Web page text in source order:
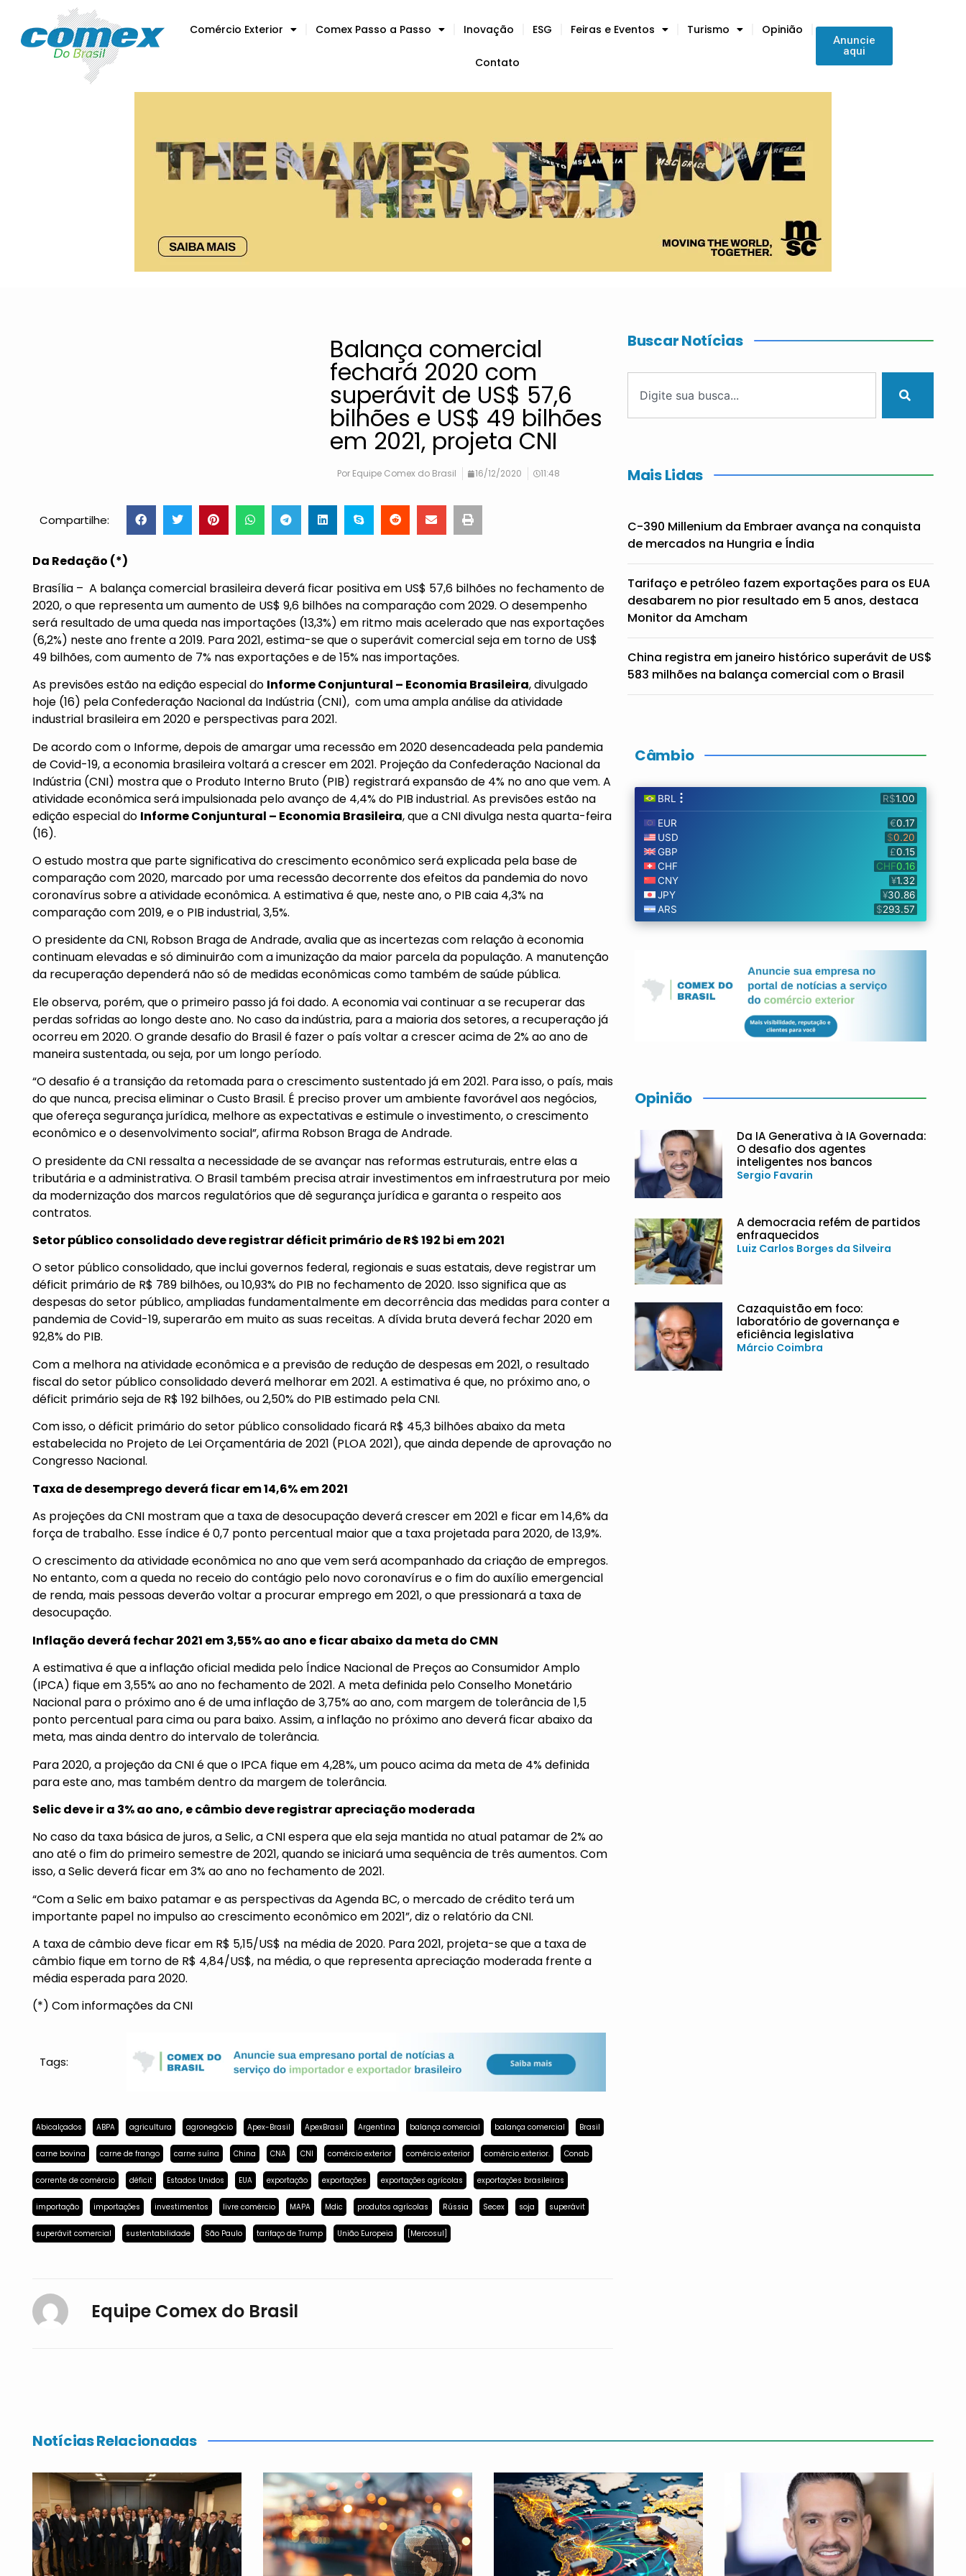
Comércio Exterior Comex Passo a Passo Inovação ESG Feiras e Eventos Turismo Opinião
Contato
Anuncie
aqui
Balança comercial
fechará 2020 com
superávit de US$ 57,6
bilhões e US$ 49 bilhões
em 2021, projeta CNI
Por Equipe Comex do Brasil 16/12/2020 11:48
Compartilhe:
Da Redação (*)
Brasília – A balança comercial brasileira deverá ficar positiva em US$ 57,6 bilhões no fechamento de
2020, o que representa um aumento de US$ 9,6 bilhões na comparação com 2029. O desempenho
será resultado de uma queda nas importações (13,3%) em ritmo mais acelerado que nas exportações
(6,2%) neste ano frente a 2019. Para 2021, estima-se que o superávit comercial seja em torno de US$
49 bilhões, com aumento de 7% nas exportações e de 15% nas importações.
As previsões estão na edição especial do Informe Conjuntural – Economia Brasileira, divulgado
hoje (16) pela Confederação Nacional da Indústria (CNI), com uma ampla análise da atividade
industrial brasileira em 2020 e perspectivas para 2021.
De acordo com o Informe, depois de amargar uma recessão em 2020 desencadeada pela pandemia
de Covid-19, a economia brasileira voltará a crescer em 2021. Projeção daConfederação Nacional da
Indústria (CNI) mostra que o Produto Interno Bruto (PIB) registrará expansão de 4% no ano que vem. A
atividade econômica será impulsionada pelo avanço de 4,4% do PIB industrial. As previsões estão na
edição especial do Informe Conjuntural – Economia Brasileira, que a CNI divulga nesta quarta-feira
(16).
O estudo mostra que parte significativa do crescimento econômico será explicada pela base de
comparação com 2020, marcado por uma recessão decorrente dos efeitos da pandemia do novo
coronavírus sobre a atividade econômica. A estimativa é que, neste ano, o PIB caia 4,3% na
comparação com 2019, e o PIB industrial, 3,5%.
O presidente da CNI, Robson Braga de Andrade, avalia que as incertezas com relação à economia
continuam elevadas e só diminuirão com a imunização da maior parcela da população. A manutenção
da recuperação dependerá não só de medidas econômicas como também de saúde pública.
Ele observa, porém, que o primeiro passo já foi dado. A economia vai continuar a se recuperar das
perdas sofridas ao longo deste ano. No caso da indústria, para a maioria dos setores, a recuperação já
ocorreu em 2020. O grande desafio do Brasil é fazer o país voltar a crescer acima de 2% ao ano de
maneira sustentada, ou seja, por um longo período.
“O desafio é a transição da retomada para o crescimento sustentado já em 2021. Para isso, o país, mais
do que nunca, precisa eliminar o Custo Brasil. É preciso prover um ambiente favorável aos negócios,
que ofereça segurança jurídica, melhore as expectativas e estimule o investimento, o crescimento
econômico e o desenvolvimento social”, afirma Robson Braga de Andrade.
O presidente da CNI ressalta a necessidade de se avançar nas reformas estruturais, entre elas a
tributária e a administrativa. O Brasil também precisa atrair investimentos em infraestrutura por meio
da modernização dos marcos regulatórios que dê segurança jurídica e garanta o respeito aos
contratos.
Setor público consolidado deve registrar déficit primário de R$ 192 bi em 2021
O setor público consolidado, que inclui governos federal, regionais e suas estatais, deve registrar um
déficit primário de R$ 789 bilhões, ou 10,93% do PIB no fechamento de 2020. Isso significa que as
despesas do setor público, ampliadas fundamentalmente em decorrência das medidas para conter a
pandemia de Covid-19, superarão em muito as suas receitas. A dívida bruta deverá fechar 2020 em
92,8% do PIB.
Com a melhora na atividade econômica e a previsão de redução de despesas em 2021, o resultado
fiscal do setor público consolidado deverá melhorar em 2021. A estimativa é que, no próximo ano, o
déficit primário seja de R$ 192 bilhões, ou 2,50% do PIB estimado pela CNI.
Com isso, o déficit primário do setor público consolidado ficará R$ 45,3 bilhões abaixo da meta
estabelecida no Projeto de Lei Orçamentária de 2021 (PLOA 2021), que ainda depende de aprovação no
Congresso Nacional.
Taxa de desemprego deverá ficar em 14,6% em 2021
As projeções da CNI mostram que a taxa de desocupação deverá crescer em 2021 e ficar em 14,6% da
força de trabalho. Esse índice é 0,7 ponto percentual maior que a taxa projetada para 2020, de 13,9%.
O crescimento da atividade econômica no ano que vem será acompanhado da criação de empregos.
No entanto, com a queda no receio do contágio pelo novo coronavírus e o fim do auxílio emergencial
de renda, mais pessoas deverão voltar a procurar emprego em 2021, o que pressionará a taxa de
desocupação.
Inflação deverá fechar 2021 em 3,55% ao ano e ficar abaixo da meta do CMN
A estimativa é que a inflação oficial medida pelo Índice Nacional de Preços ao Consumidor Amplo
(IPCA) fique em 3,55% ao ano no fechamento de 2021. A meta definida pelo Conselho Monetário
Nacional para o próximo ano é de uma inflação de 3,75% ao ano, com margem de tolerância de 1,5
ponto percentual para cima ou para baixo. Assim, a inflação no próximo ano deverá ficar abaixo da
meta, mas ainda dentro do intervalo de tolerância.
Para 2020, a projeção da CNI é que o IPCA fique em 4,28%, um pouco acima da meta de 4% definida
para este ano, mas também dentro da margem de tolerância.
Selic deve ir a 3% ao ano, e câmbio deve registrar apreciação moderada
No caso da taxa básica de juros, a Selic, a CNI espera que ela seja mantida no atual patamar de 2% ao
ano até o fim do primeiro semestre de 2021, quando se iniciará uma sequência de três aumentos. Com
isso, a Selic deverá ficar em 3% ao ano no fechamento de 2021.
“Com a Selic em baixo patamar e as perspectivas da Agenda BC, o mercado de crédito terá um
importante papel no impulso ao crescimento econômico em 2021”, diz o relatório da CNI.
A taxa de câmbio deve ficar em R$ 5,15/US$ na média de 2020. Para 2021, projeta-se que a taxa de
câmbio fique em torno de R$ 4,84/US$, na média, o que representa apreciação moderada frente a
média esperada para 2020.
(*) Com informações da CNI
Tags:
Abicalçados ABPA agricultura agronegócio Apex-Brasil ApexBrasil Argentina balança comercial balança comercial Brasil
carne bovina carne de frango carne suína China CNA CNI comércio exterior comércio exterior comércio exterior. Conab
corrente de comércio déficit Estados Unidos EUA exportação exportações exportações agrícolas exportações brasileiras
importação importações investimentos livre comércio MAPA Mdic produtos agrícolas Rússia Secex soja superávit
superávit comercial sustentabilidade São Paulo tarifaço de Trump União Europeia [Mercosul]
Equipe Comex do Brasil
Buscar Notícias
Mais Lidas
C-390 Millenium da Embraer avança na conquista
de mercados na Hungria e Índia
Tarifaço e petróleo fazem exportações para os EUA
desabarem no pior resultado em 5 anos, destaca
Monitor da Amcham
China registra em janeiro histórico superávit de US$
583 milhões na balança comercial com o Brasil
Câmbio
Opinião
Da IA Generativa à IA Governada:
O desafio dos agentes
inteligentes nos bancos
Sergio Favarin
A democracia refém de partidos
enfraquecidos
Luiz Carlos Borges da Silveira
Cazaquistão em foco:
laboratório de governança e
eficiência legislativa
Márcio Coimbra
Notícias Relacionadas